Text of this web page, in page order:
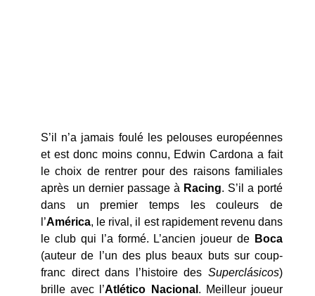
S’il n’a jamais foulé les pelouses européennes
et est donc moins connu, Edwin Cardona a fait
le choix de rentrer pour des raisons familiales
après un dernier passage à Racing. S’il a porté
dans un premier temps les couleurs de
l’América, le rival, il est rapidement revenu dans
le club qui l’a formé. L’ancien joueur de Boca
(auteur de l’un des plus beaux buts sur coup-
franc direct dans l’histoire des Superclásicos)
brille avec l’Atlético Nacional . Meilleur joueur